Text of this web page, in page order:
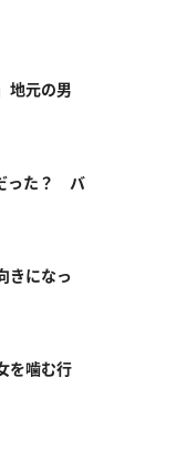
地元の男
った？ バ
きになっ
を噛む行